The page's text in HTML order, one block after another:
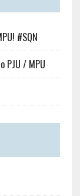
#SQN
PJU / MPU